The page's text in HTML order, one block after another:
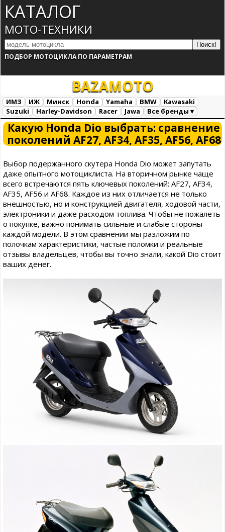
КАТАЛОГ
МОТО-ТЕХНИКИ
ПОДБОР МОТОЦИКЛА ПО ПАРАМЕТРАМ
BAZAMOTO
ИМЗ ИЖ Минск Honda Yamaha BMW
Kawasaki
Suzuki
Harley-Davidson Racer Jawa
Все бренды ▾
Все марки
Загрузка...
Какую Honda Dio выбрать: сравнение
поколений AF27, AF34, AF35, AF56, AF68
Выбор подержанного скутера Honda Dio может запутать
даже опытного мотоциклиста. На вторичном рынке чаще
всего встречаются пять ключевых поколений: AF27, AF34,
AF35, AF56 и AF68. Каждое из них отличается не только
внешностью, но и конструкцией двигателя, ходовой части,
электроники и даже расходом топлива. Чтобы не пожалеть
о покупке, важно понимать сильные и слабые стороны
каждой модели. В этом сравнении мы разложим по
полочкам характеристики, частые поломки и реальные
отзывы владельцев, чтобы вы точно знали, какой Dio стоит
ваших денег.